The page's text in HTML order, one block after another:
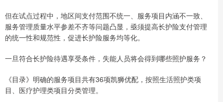
但在试点过程中，地区间支付范围不统一、服务项目内涵不一致、
服务管理质量水平参差不齐等问题凸显，亟须提高长护险支付管理
的统一性和规范性，促进长护险服务均等化。
一旦符合长护险待遇享受条件，失能人员将会得到哪些照护服务？
《目录》明确的服务项目共有36项凯狮优配，按照生活照护类项
目、医疗护理类项目分类管理。